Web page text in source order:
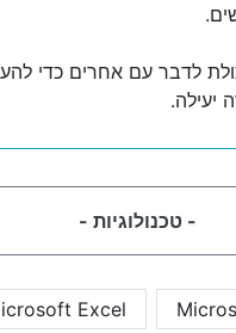
לדבר עם אחרים כדי
יעילה.
- טכנולוגיות -
Excel